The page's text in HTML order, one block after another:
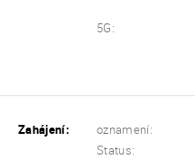
5G:
Zahájení: oznamení:
Status: